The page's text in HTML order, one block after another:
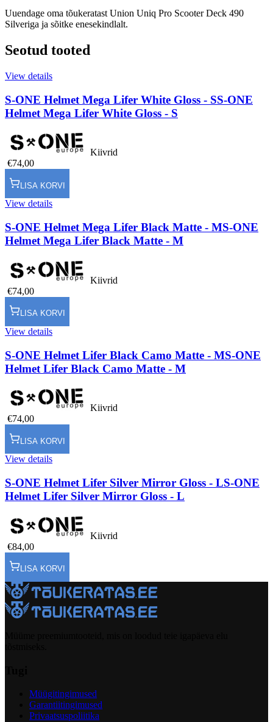
Uuendage oma tõukeratast Union Uniq Pro Scooter Deck 490
Silveriga ja sõitke enesekindlalt.
Seotud tooted
View details
S-ONE Helmet Mega Lifer White Gloss - SS-ONE
Helmet Mega Lifer White Gloss - S
Kiivrid
€74,00
LISA KORVI
View details
S-ONE Helmet Mega Lifer Black Matte - MS-ONE
Helmet Mega Lifer Black Matte - M
Kiivrid
€74,00
LISA KORVI
View details
S-ONE Helmet Lifer Black Camo Matte - MS-ONE
Helmet Lifer Black Camo Matte - M
Kiivrid
€74,00
LISA KORVI
View details
S-ONE Helmet Lifer Silver Mirror Gloss - LS-ONE
Helmet Lifer Silver Mirror Gloss - L
Kiivrid
€84,00
LISA KORVI
Müügitingimused
Garantiitingimused
Privaatsuspoliitika